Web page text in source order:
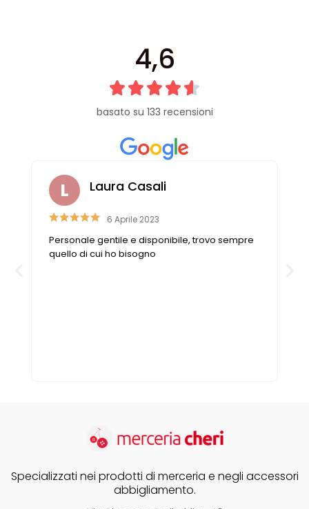
4,6
basato su 133 recensioni
Laura Casali
6 Aprile 2023
Personale gentile e disponibile, trovo sempre
quello di cui ho bisogno
Specializzati nei prodotti di merceria e negli accessori
abbigliamento.